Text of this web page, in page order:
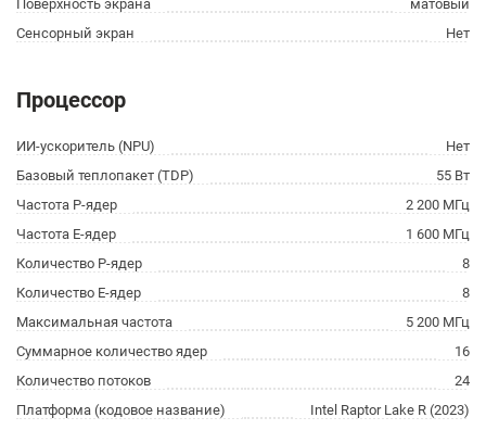
Поверхность экрана
матовый
Сенсорный экран
Нет
Процессор
ИИ-ускоритель (NPU)
Нет
Базовый теплопакет (TDP)
55 Вт
Частота P-ядер
2 200 МГц
Частота E-ядер
1 600 МГц
Количество P-ядер
8
Количество E-ядер
8
Максимальная частота
5 200 МГц
Суммарное количество ядер
16
Количество потоков
24
Платформа (кодовое название)
Intel Raptor Lake R (2023)